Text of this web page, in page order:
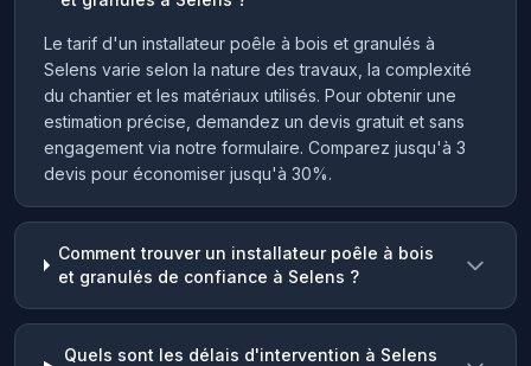
Le tarif d'un installateur poêle à bois et granulés à
Selens varie selon la nature des travaux, la complexité
du chantier et les matériaux utilisés. Pour obtenir une
estimation précise, demandez un devis gratuit et sans
engagement via notre formulaire. Comparez jusqu'à 3
devis pour économiser jusqu'à 30%.
Comment trouver un installateur poêle à bois
et granulés de confiance à Selens ?
Quels sont les délais d'intervention à Selens